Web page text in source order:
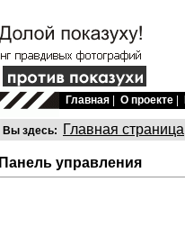
Главная О проекте
Вы здесь: Главная страница
Панель управления